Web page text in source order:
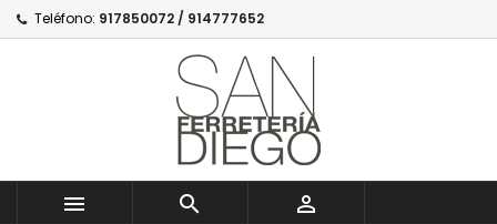
Teléfono: 917850072 / 914777652
  